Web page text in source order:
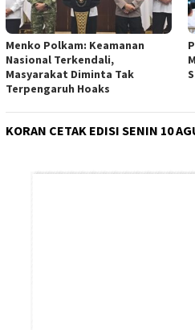
Menko Polkam: Keamanan
Nasional Terkendali,
Masyarakat Diminta Tak
Terpengaruh Hoaks
KORAN CETAK EDISI SENIN 10